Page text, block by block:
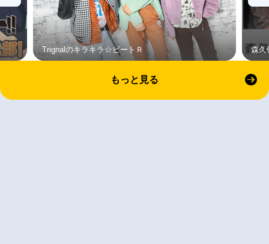
Trignalのキラキラ☆ビートＲ 森久
もっと見る